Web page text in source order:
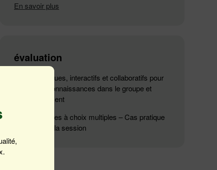
En savoir plus
évaluation
Ateliers ludiques, interactifs et collaboratifs pour
tester ses connaissances dans le groupe et
individuellement
Questionnaires à choix multiples – Cas pratique
spécifique à la session